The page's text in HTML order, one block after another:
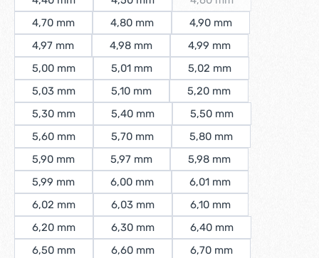
4,70 mm 4,80 mm
4,90 mm
4,97 mm
4,98 mm
4,99 mm
5,00 mm
5,01 mm
5,02 mm
5,03 mm
5,10 mm
5,20 mm
5,30 mm
5,40 mm
5,50 mm
5,60 mm
5,70 mm
5,80 mm
5,90 mm
5,97 mm
5,98 mm
5,99 mm
6,00 mm
6,01 mm
6,02 mm
6,03 mm
6,10 mm
6,20 mm
6,30 mm
6,40 mm
6,50 mm
6,60 mm
6,70 mm